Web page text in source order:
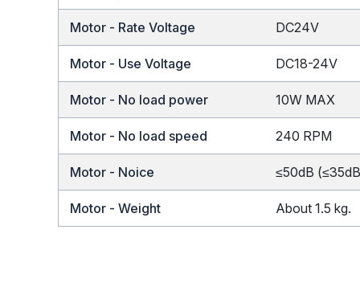
Motor - Rate Voltage DC24V
Motor - Use Voltage DC18-24V
Motor - No load power 10W MAX
Motor - No load speed 240 RPM
Motor - Noice ≤50dB
Motor - Weight About 1.5 kg.